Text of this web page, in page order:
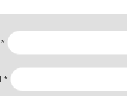
*
*